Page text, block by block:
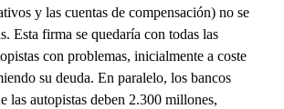
y las cuentas de compensación) no se
Esta firma se quedaría con todas las
con problemas, inicialmente a coste
su deuda. En paralelo, los bancos
las autopistas deben 2.300 millones,